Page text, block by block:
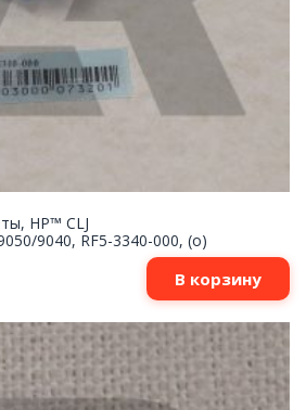
HP™ CLJ
9040, RF5-3340-000, (o)
В корзину